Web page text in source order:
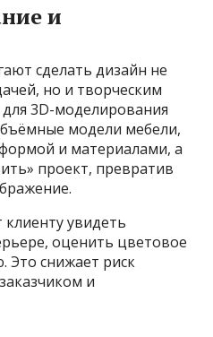
и
сделать дизайн не
но и творческим
3D-моделирования
модели мебели,
и материалами, а
проект, превратив
увидеть
оценить цветовое
снижает риск
и